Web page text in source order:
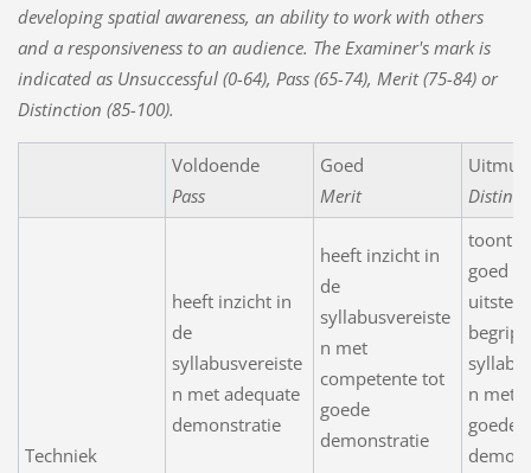
developing spatial awareness, an ability to work with others
and a responsiveness to an audience. The Examiner's mark is
indicated as Unsuccessful (0-64), Pass (65-74), Merit (75-84) or
Distinction (85-100).
Voldoende
Pass
Goed
Merit
Techniek
heeft inzicht in
de
syllabusvereiste
n met adequate
demonstratie
heeft inzicht in
de
syllabusvereiste
n met
competente tot
goede
demonstratie
toont
goed /
begrip
n met
goede